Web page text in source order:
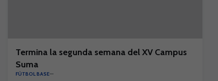
Termina la segunda semana del XV Campus
Suma
FÚTBOL BASE